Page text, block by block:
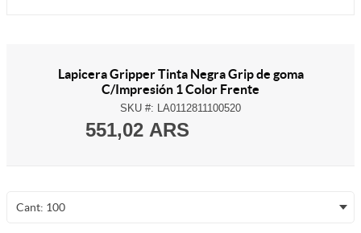
Lapicera Gripper Tinta Negra Grip de goma
C/Impresión 1 Color Frente
SKU #: LA0112811100520
551,02 ARS
Cant: 100